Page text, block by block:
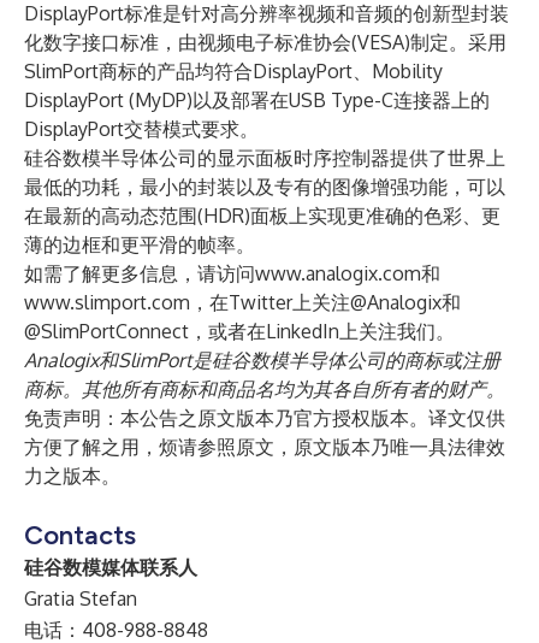
DisplayPort标准是针对高分辨率视频和音频的创新型封装
化数字接口标准，由视频电子标准协会(VESA)制定。采用
SlimPort商标的产品均符合DisplayPort、Mobility
DisplayPort (MyDP)以及部署在USB Type-C连接器上的
DisplayPort交替模式要求。
硅谷数模半导体公司的显示面板时序控制器提供了世界上
最低的功耗，最小的封装以及专有的图像增强功能，可以
在最新的高动态范围(HDR)面板上实现更准确的色彩、更
薄的边框和更平滑的帧率。
如需了解更多信息，请访问www.analogix.com和
www.slimport.com ，在Twitter上关注@Analogix和
@SlimPortConnect ，或者在LinkedIn上关注我们。
Analogix和SlimPort是硅谷数模半导体公司的商标或注册
商标。其他所有商标和商品名均为其各自所有者的财产。
免责声明：本公告之原文版本乃官方授权版本。译文仅供
方便了解之用，烦请参照原文，原文版本乃唯一具法律效
力之版本。
Contacts
硅谷数模媒体联系人
Gratia Stefan
电话：408-988-8848